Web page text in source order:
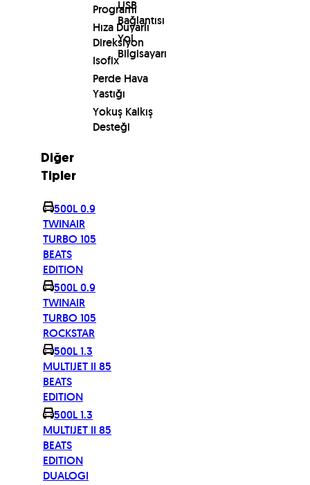
Programı
Hıza Duyarlı
Direksiyon
Isofix
Perde Hava
Yastığı
Yokuş Kalkış
Desteği
USB
Bağlantısı
Yol
Bilgisayarı
Diğer
Tipler
500L 0.9
TWINAIR
TURBO 105
BEATS
EDITION
500L 0.9
TWINAIR
TURBO 105
ROCKSTAR
500L 1.3
MULTIJET II 85
BEATS
EDITION
500L 1.3
MULTIJET II 85
BEATS
EDITION
DUALOGI